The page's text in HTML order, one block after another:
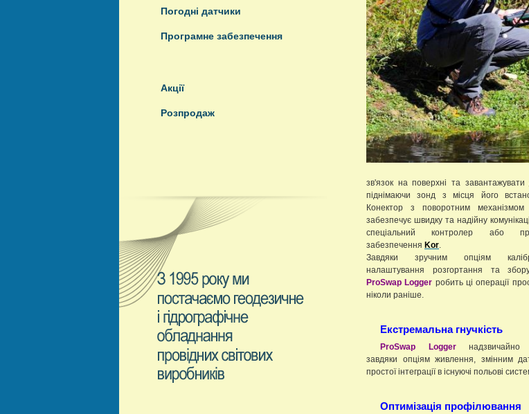
Погодні датчики
Програмне забезпечення
Акції
Розпродаж
зв'язок на поверхні та завантажувати
піднімаючи зонд з місця його
Конектор з поворотним механізмом
забезпечує швидку та надійну
спеціальний контролер або
забезпечення Kor
Завдяки зручним опціям
налаштування розгортання та
ProSwap Logger робить ці операції
ніколи раніше.
Екстремальна гнучкість
ProSwap Loggerнадзвичайно
завдяки опціям живлення, змінним
простої інтеграції в існуючі польові
Оптимізація профілювання